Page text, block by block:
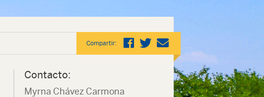
Compartir:
Contacto:
Myrna Chávez Carmona